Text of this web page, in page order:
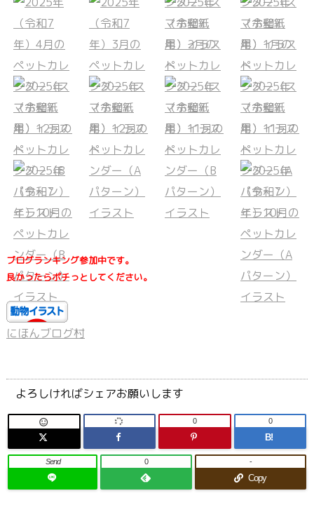
ブログランキング参加中です。
良かったらポチっとしてください。
にほんブログ村
よろしければシェアお願いします
 0
B!
0
Send 0
Copy
-